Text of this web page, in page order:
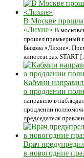
В Москве прошла
«Лихие» В
прошел премьерный
Быкова «Лихие».
кинотеатрах START
Кабмин
о продлении
направило в
продлении
председателя
Врач
в новогодние